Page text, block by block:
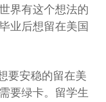
界有这个想法的
业后想留在美国
要安稳的留在美
要绿卡。留学生